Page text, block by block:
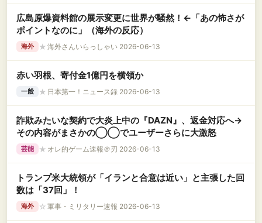
広島原爆資料館の展示変更に世界が騒然！←「あの怖さが
ポイントなのに」（海外の反応）
海外 ★ 海外さんいらっしゃい 2026-06-13
赤い羽根、寄付金1億円を横領か
一般 ★ 日本第一！ニュース録 2026-06-13
詐欺みたいな契約で大炎上中の『DAZN』、返金対応へ→
その内容がまさかの◯◯でユーザーさらに大激怒
芸能 ★ オレ的ゲーム速報＠刃 2026-06-13
トランプ米大統領が「イランと合意は近い」と主張した回
数は「37回」！
海外 ☆ 軍事・ミリタリー速報 2026-06-13